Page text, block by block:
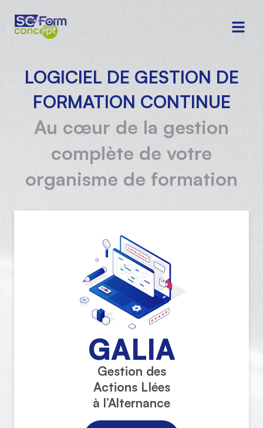
LOGICIEL DE GESTION DE
FORMATION CONTINUE
Au cœur de la gestion
complète de votre
organisme de formation
GALIA
Gestion des
Actions LIées
à l’Alternance